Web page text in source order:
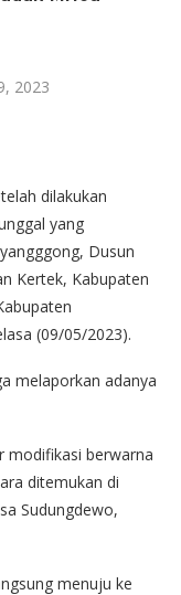
2023
dilakukan
yang
Dusun
Kertek, Kabupaten
(09/05/2023).
melaporkan adanya
modifikasi berwarna
ditemukan di
Sudungdewo,
menuju ke